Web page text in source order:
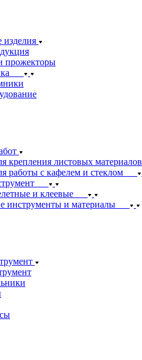
изделия
прожекторы
крепления листовых материалов
работы с кафелем и стеклом
и клеевые
инструменты и материалы